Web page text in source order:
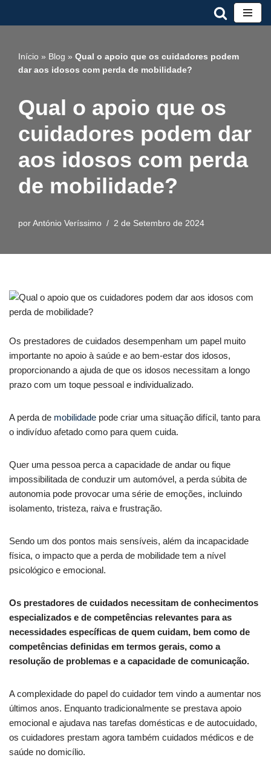
conteúdo
Início » Blog » Qual o apoio que os cuidadores podem
dar aos idosos com perda de mobilidade?
Qual o apoio que os
cuidadores podem dar
aos idosos com perda
de mobilidade?
por António Veríssimo 2 de Setembro de 2024
Os prestadores de cuidados desempenham um papel muito
importante no apoio à saúde e ao bem-estar dos idosos,
proporcionando a ajuda de que os idosos necessitam a longo
prazo com um toque pessoal e individualizado.
A perda de mobilidade pode criar uma situação difícil, tanto para
o indivíduo afetado como para quem cuida.
Quer uma pessoa perca a capacidade de andar ou fique
impossibilitada de conduzir um automóvel, a perda súbita de
autonomia pode provocar uma série de emoções, incluindo
isolamento, tristeza, raiva e frustração.
Sendo um dos pontos mais sensíveis, além da incapacidade
física, o impacto que a perda de mobilidade tem a nível
psicológico e emocional.
Os prestadores de cuidados necessitam de conhecimentos
especializados e de competências relevantes para as
necessidades específicas de quem cuidam, bem como de
competências definidas em termos gerais, como a
resolução de problemas e a capacidade de comunicação.
A complexidade do papel do cuidador tem vindo a aumentar nos
últimos anos. Enquanto tradicionalmente se prestava apoio
emocional e ajudava nas tarefas domésticas e de autocuidado,
os cuidadores prestam agora também cuidados médicos e de
saúde no domicílio.